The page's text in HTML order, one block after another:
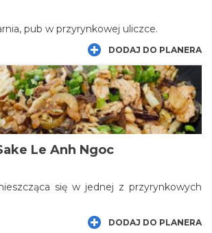
pub w przyrynkowej uliczce.
DODAJ DO PLANERA
Le Anh Ngoc
się w jednej z przyrynkowych
DODAJ DO PLANERA